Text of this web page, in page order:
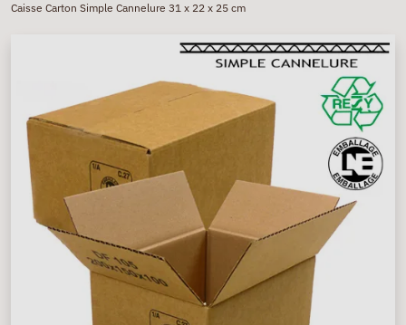
Caisse Carton Simple Cannelure 31 x 22 x 25 cm